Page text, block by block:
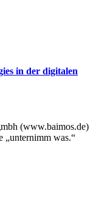
in der digitalen
(www.baimos.de)
„unternimm was.“